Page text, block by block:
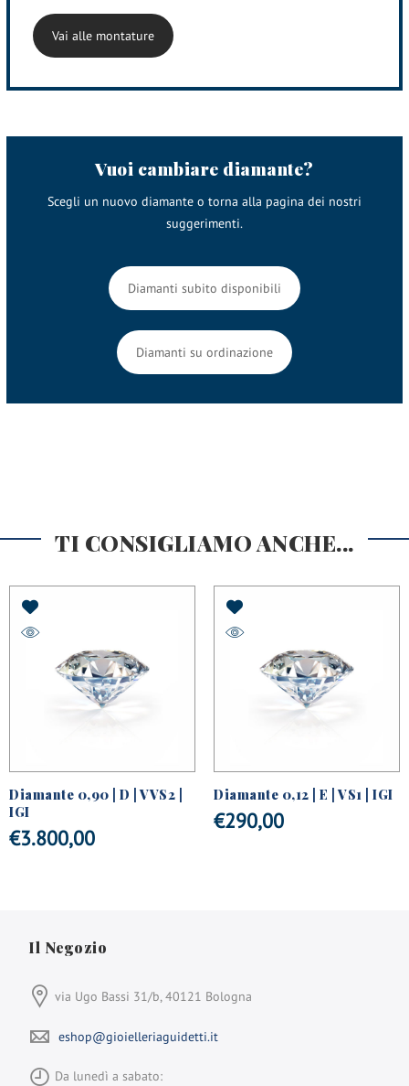
Vai alle montature
Vuoi cambiare diamante?
Scegli un nuovo diamante o torna alla pagina dei nostri
suggerimenti.
Diamanti subito disponibili
Diamanti su ordinazione
TI CONSIGLIAMO ANCHE...
Diamante 0,90 | D | VVS2 |
IGI
€3.800,00
Diamante 0,12 | E | VS1 | IGI
€290,00
Il Negozio
via Ugo Bassi 31/b, 40121 Bologna
eshop@gioielleriaguidetti.it
Da lunedì a sabato: